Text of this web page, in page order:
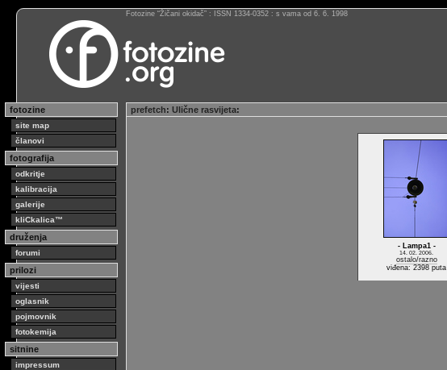
Fotozine “Žičani okidač” : ISSN 1334-0352 : s vama od 6. 6. 1998
fotozine
site map
članovi
fotografija
odkritje
kalibracija
galerije
kliCkalica™
druženja
forumi
prilozi
vijesti
oglasnik
pojmovnik
fotokemija
sitnine
impressum
prefetch: Ulične rasvijeta:
- Lampa1 -
14. 02. 2006.
ostalo/razno
viđena: 2398 puta